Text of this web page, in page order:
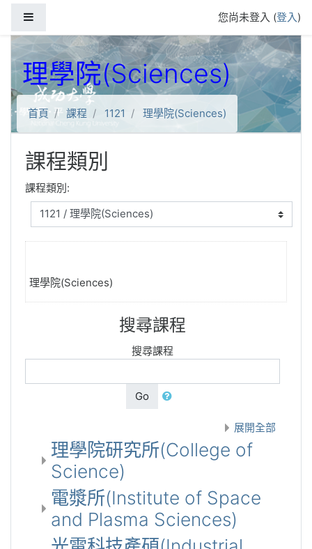
您尚未登入 (登入)
理學院(Sciences)
首頁 課程 1121 理學院(Sciences)
課程類別
課程類別:
理學院(Sciences)
搜尋課程
搜尋課程
Go
展開全部
理學院研究所(College of
Science)
電漿所(Institute of Space
and Plasma Sciences)